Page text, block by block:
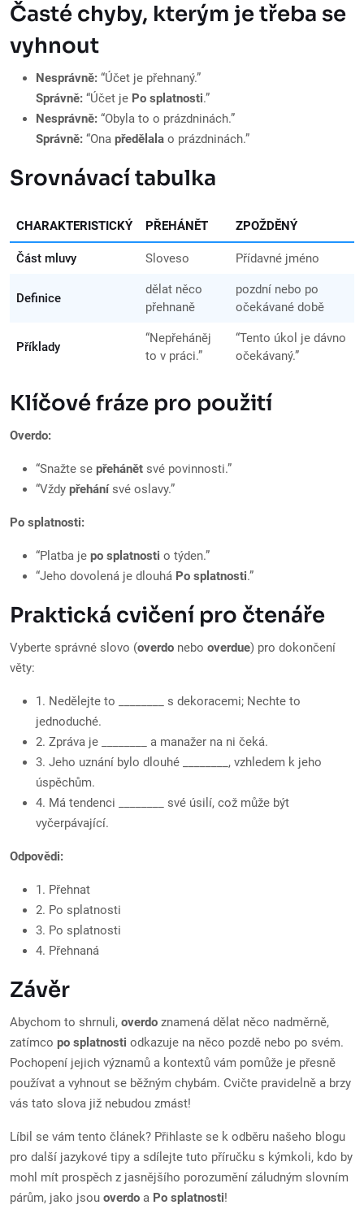
Časté chyby, kterým je třeba se
vyhnout
Nesprávně: “Účet je přehnaný.”
Správně: “Účet je Po splatnosti.”
Nesprávně: “Obyla to o prázdninách.”
Správně: “Ona předělala o prázdninách.”
Srovnávací tabulka
CHARAKTERISTICKÝ PŘEHÁNĚT ZPOŽDĚNÝ
Část mluvy Sloveso Přídavné jméno
Definice
dělat něco
přehnaně
pozdní nebo po
očekávané době
Příklady
“Nepřeháněj
to v práci.”
“Tento úkol je dávno
očekávaný.”
Klíčové fráze pro použití
Overdo:
“Snažte se přehánět své povinnosti.”
“Vždy přehánísvé oslavy.”
Po splatnosti:
“Platba je po splatnosti o týden.”
“Jeho dovolená je dlouhá Po splatnosti.”
Praktická cvičení pro čtenáře
Vyberte správné slovo (overdo nebo overdue) pro dokončení
věty:
1. Nedělejte to ________ s dekoracemi; Nechte to
jednoduché.
2. Zpráva je ________ a manažer na ni čeká.
3. Jeho uznání bylo dlouhé ________, vzhledem k jeho
úspěchům.
4. Má tendenci ________ své úsilí, což může být
vyčerpávající.
Odpovědi:
1. Přehnat
2. Po splatnosti
3. Po splatnosti
4. Přehnaná
Závěr
Abychom to shrnuli, overdo znamená dělat něco nadměrně,
zatímco po splatnosti odkazuje na něco pozdě nebo po svém.
Pochopení jejich významů a kontextů vám pomůže je přesně
používat a vyhnout se běžným chybám. Cvičte pravidelně a brzy
vás tato slova již nebudou zmást!
Líbil se vám tento článek? Přihlaste se k odběru našeho blogu
pro další jazykové tipy a sdílejte tuto příručku s kýmkoli, kdo by
mohl mít prospěch z jasnějšího porozumění záludným slovním
párům, jako jsou overdo a Po splatnosti!